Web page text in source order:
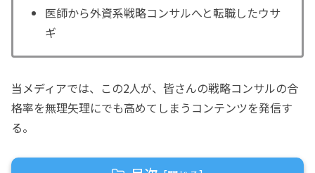
医師から外資系戦略コンサルへと転職したウサ
ギ
当メディアでは、この2人が、皆さんの戦略コンサルの合
格率を無理矢理にでも高めてしまうコンテンツを発信す
る。